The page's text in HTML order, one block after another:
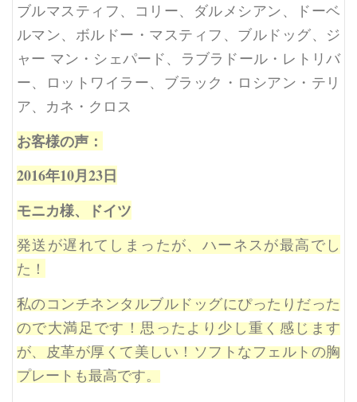
ブルマスティフ、コリー、ダルメシアン、ドーベ
ルマン、ボルドー・マスティフ、ブルドッグ、ジ
ャー マン・シェパード、ラブラドール・レトリバ
ー、ロットワイラー、ブラック・ロシアン・テリ
ア、カネ・クロス
お客様の声：
2016年10月23日
モニカ様、ドイツ
発送が遅れてしまったが、ハーネスが最高でし
た！
私のコンチネンタルブルドッグにぴったりだった
ので大満足です！思ったより少し重く感じます
が、皮革が厚くて美しい！ソフトなフェルトの胸
プレートも最高です。